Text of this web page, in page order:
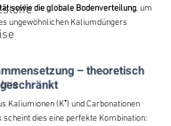
sowie die globale Bodenverteilung, um
ungewöhnlichen Kaliumdüngers
– theoretisch
Kaliumionen (K⁺) und Carbonationen
scheint dies eine perfekte Kombination: